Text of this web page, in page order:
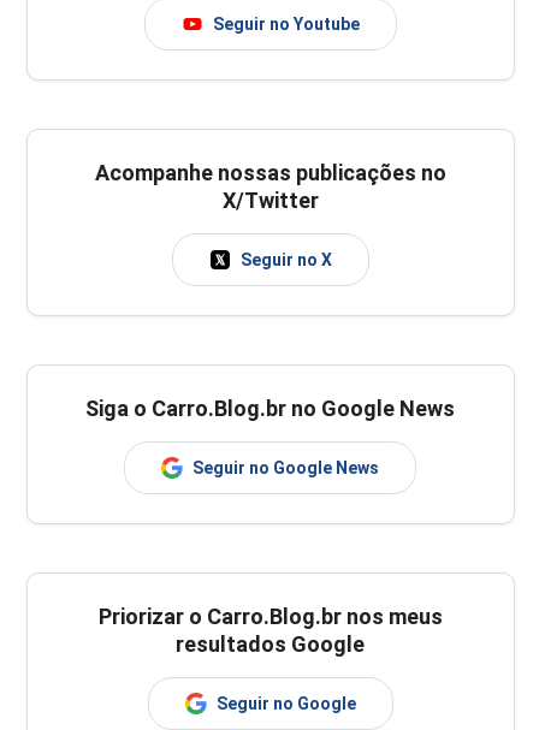
Seguir no Youtube
Acompanhe nossas publicações no
X/Twitter
Seguir no X
Siga o Carro.Blog.br no Google News
Seguir no Google News
Priorizar o Carro.Blog.br nos meus
resultados Google
Seguir no Google